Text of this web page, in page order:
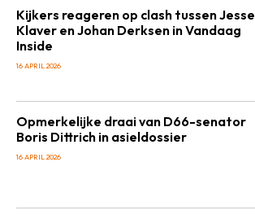
Kijkers reageren op clash tussen Jesse
Klaver en Johan Derksen in Vandaag
Inside
16 APRIL 2026
Opmerkelijke draai van D66-senator
Boris Dittrich in asieldossier
16 APRIL 2026